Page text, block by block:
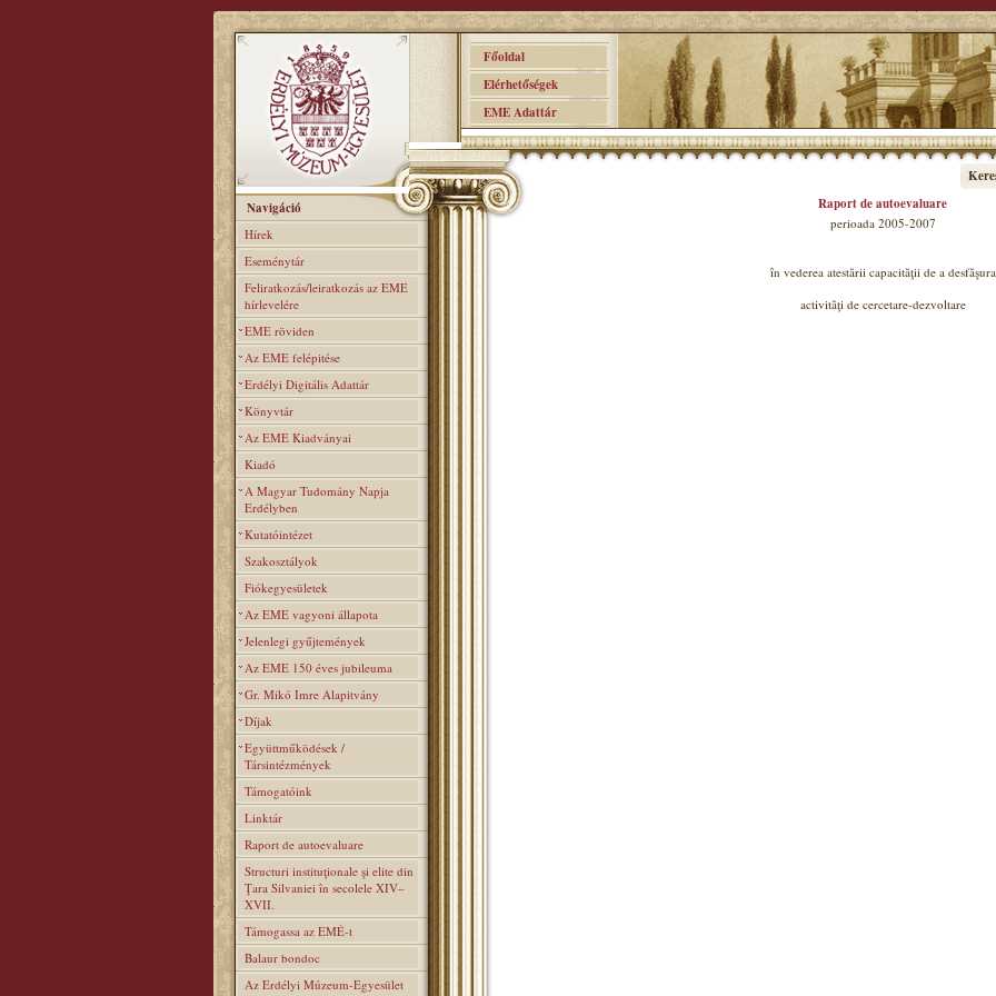
Főoldal
Elérhetőségek
EME Adattár
Navigáció
Hírek
Eseménytár
Feliratkozás/leiratkozás az EME
hírlevelére
EME röviden
Az EME felépitése
Erdélyi Digitális Adattár
Könyvtár
Az EME Kiadványai
Kiadó
A Magyar Tudomány Napja
Erdélyben
Kutatóintézet
Szakosztályok
Fiókegyesületek
Az EME vagyoni állapota
Jelenlegi gyűjtemények
Az EME 150 éves jubileuma
Gr. Mikó Imre Alapitvány
Díjak
Együttműködések /
Társintézmények
Támogatóink
Linktár
Raport de autoevaluare
Structuri instituţionale şi elite din
Ţara Silvaniei în secolele XIV–
XVII.
Támogassa az EMÉ-t
Balaur bondoc
Az Erdélyi Múzeum-Egyesület
Raport de autoevaluare
perioada 2005-2007
în vederea atestării capacităţii de a desfăşura
activităţi de cercetare-dezvoltare